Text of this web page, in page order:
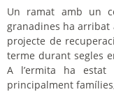
Un ramat amb un
granadines ha arribat
projecte de
terme durant segles
A l’ermita ha
principalment